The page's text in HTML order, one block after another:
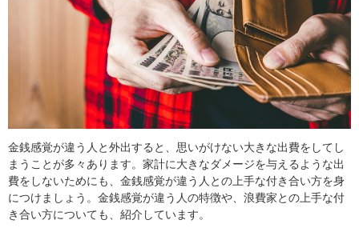
金銭感覚が違う人と外出すると、思いがけない大きな出費をしてし
まうことが多々あります。家計に大きなダメージを与えるような出
費をしないためにも、金銭感覚が違う人との上手な付き合い方を身
につけましょう。金銭感覚が違う人の特徴や、浪費家との上手な付
き合い方についても、紹介しています。